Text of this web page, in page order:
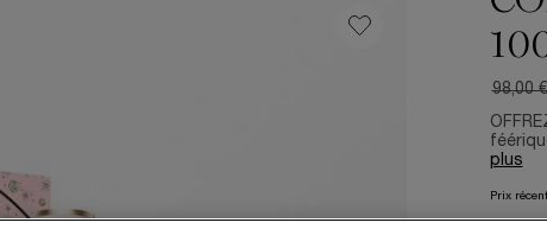
98,00 €
plus
Prix